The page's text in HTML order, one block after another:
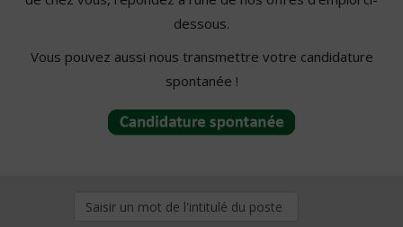
dessous.
Vous pouvez aussi nous transmettre votre candidature
spontanée !